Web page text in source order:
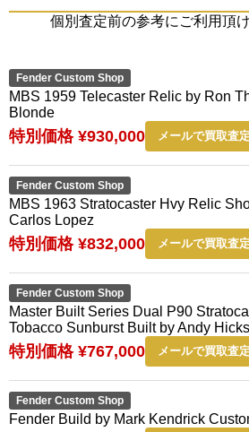
個別査定前の参考にご利用頂
Fender Custom Shop
MBS 1959 Telecaster Relic by Ron
Blonde
特別価格 ¥930,000 メールで買取査定
Fender Custom Shop
MBS 1963 Stratocaster Hvy Relic
Carlos Lopez
特別価格 ¥832,000 メールで買取査定
Fender Custom Shop
Master Built Series Dual P90
Tobacco Sunburst Built by Andy Hicks
特別価格 ¥767,000 メールで買取査定
Fender Custom Shop
Fender Build by Mark Kendrick